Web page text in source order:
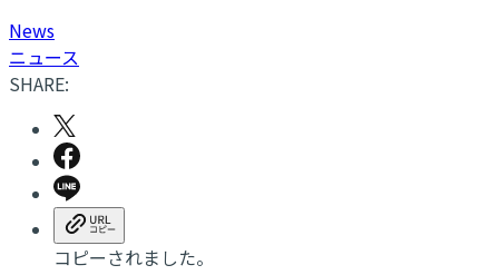
News
ニュース
SHARE:
コピーされました。